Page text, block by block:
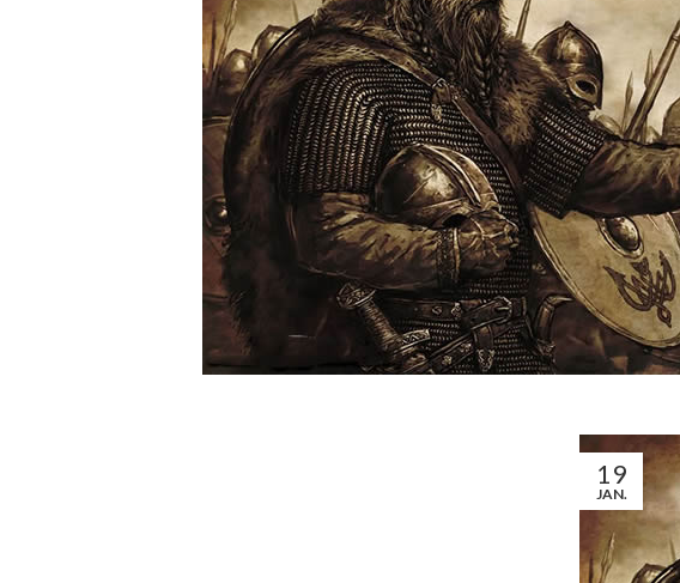
19
JAN.